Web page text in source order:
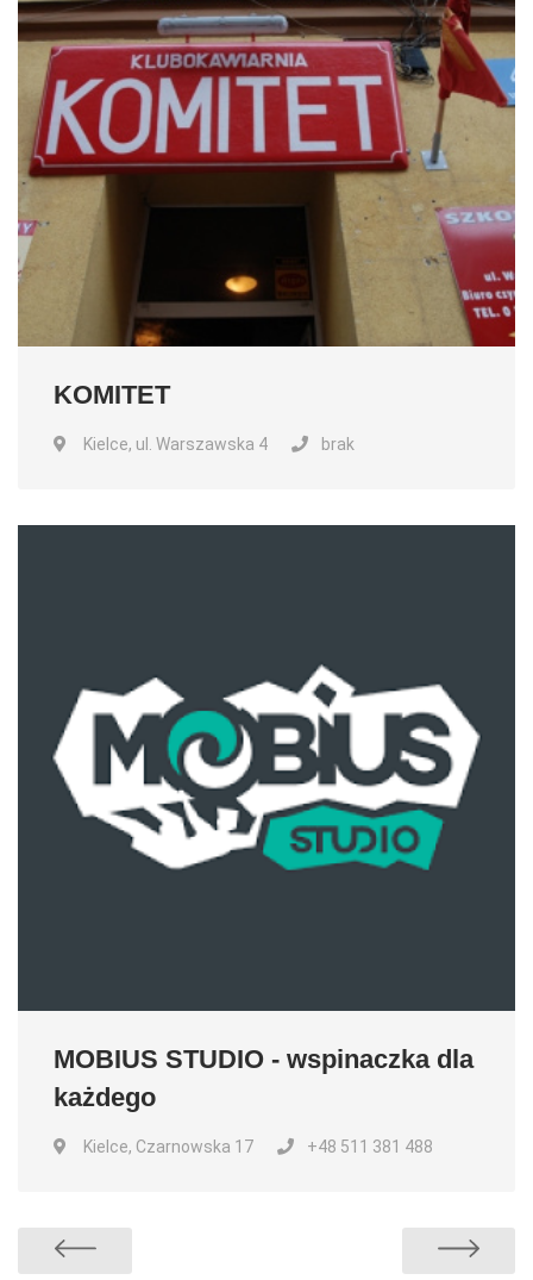
KOMITET
Kielce, ul. Warszawska 4 brak
MOBIUS STUDIO - wspinaczka dla
każdego
Kielce, Czarnowska 17 +48 511 381 488